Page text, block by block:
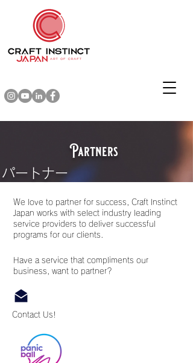
Partners
パートナー
We love to partner for success, Craft Instinct
Japan works with select industry leading
service providers to deliver successful
programs for our clients.
Have a service that compliments our
business, want to partner?
Contact Us!